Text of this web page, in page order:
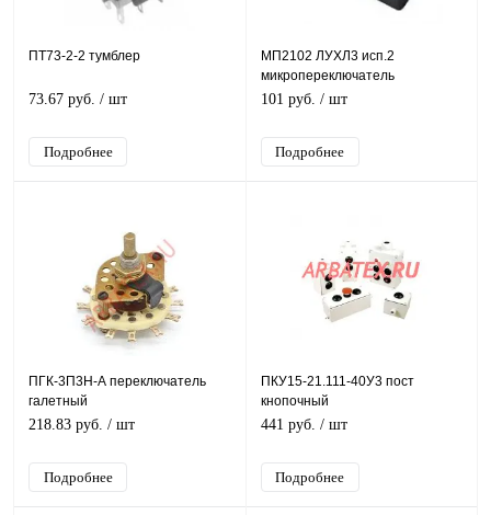
ПТ73-2-2 тумблер
73.67 руб. / шт
Подробнее
МП2102 ЛУХЛ3 исп.2
микропереключатель
101 руб. / шт
Подробнее
ПГК-3П3Н-А переключатель
галетный
218.83 руб. / шт
Подробнее
ПКУ15-21.111-40У3 пост
кнопочный
441 руб. / шт
Подробнее